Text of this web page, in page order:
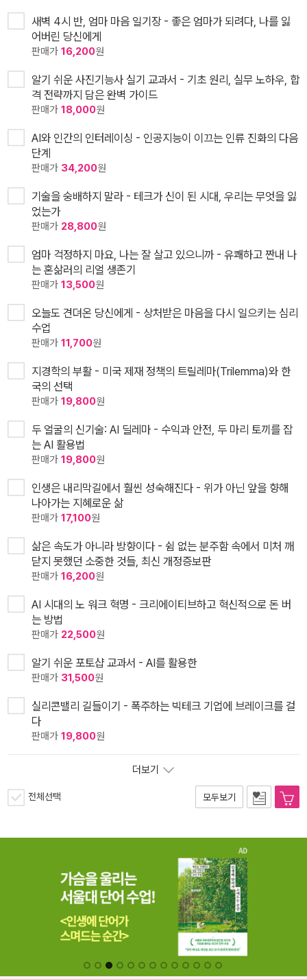
새벽 4시 반, 엄마 마음 일기장 - 좋은 엄마가 되려다, 나를 잃
어버린 당신에게
판매가 16,200원
알기 쉬운 사진기능사 실기 교과서 - 기초 원리, 실무 노하우, 합
격 전략까지 담은 완벽 가이드
판매가 18,000원
AI와 인간의 인터레이싱 - 인공지능이 이끄는 인류 진화의 다음
단계
판매가 34,200원
기술을 숭배하지 말라 - 테크가 신이 된 시대, 우리는 무엇을 잃
었는가
판매가 28,800원
엄마 걱정하지 마요, 나는 잘 살고 있으니까 - 유쾌하고 짠내 나
는 혼삶러의 리얼 생존기
판매가 13,500원
오늘도 견뎌온 당신에게 - 상처받은 마음을 다시 일으키는 심리
수업
판매가 11,700원
지경학의 부활 - 미국 제재 정책의 트릴레마(Trilemma)와 한
국의 선택
판매가 19,800원
두 얼굴의 신기술: AI 딜레마 - 수익과 안전, 두 마리 토끼를 잡
는 AI 활용법
판매가 19,800원
인생은 내리막길에서 훨씬 성숙해진다 - 위가 아닌 앞을 향해
나아가는 지혜로운 삶
판매가 17,100원
삶은 속도가 아니라 방향이다 - 쉼 없는 분주함 속에서 미처 깨
닫지 못했던 소중한 것들, 최신 개정증보판
판매가 16,200원
AI 시대의 노 워크 혁명 - 크리에이티브하고 혁신적으로 돈 버
는 방법
판매가 22,500원
알기 쉬운 포토샵 교과서 - AI를 활용한
판매가 31,500원
실리콘밸리 길들이기 - 폭주하는 빅테크 기업에 브레이크를 걸
다
판매가 19,800원
더보기
전체선택 모두보기